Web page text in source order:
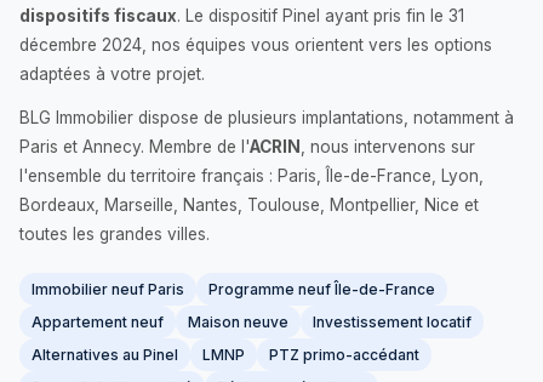
dispositifs fiscaux. Le dispositif Pinel ayant pris fin le 31
décembre 2024, nos équipes vous orientent vers les options
adaptées à votre projet.
BLG Immobilier dispose de plusieurs implantations, notamment à
Paris et Annecy. Membre de l'ACRIN
, nous intervenons sur
l'ensemble du territoire français : Paris, Île-de-France, Lyon,
Bordeaux, Marseille, Nantes, Toulouse, Montpellier, Nice et
toutes les grandes villes.
Immobilier neuf Paris
Programme neuf Île-de-France
Appartement neuf
Maison neuve
Investissement locatif
Alternatives au Pinel
LMNP
PTZ primo-accédant